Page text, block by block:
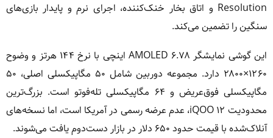
Resolution و اتاق بخار خنک‌کننده، اجرای نرم و پایدار بازی‌های
سنگین را تضمین می‌کند.
این گوشی نمایشگر AMOLED ۶.۷۸ اینچی با نرخ ۱۴۴ هرتز و وضوح
۱۲۶۰×۲۸۰۰ دارد. مجموعه دوربین شامل ۵۰ مگاپیکسلی اصلی، ۵۰
مگاپیکسلی فوق‌عریض و ۶۴ مگاپیکسلی تله‌فوتو است. بزرگ‌ترین
محدودیت iQOO ۱۲، عدم عرضه رسمی در آمریکا است، اما نسخه‌های
آنلاک‌شده با قیمت حدود ۶۵۰ دلار در بازار دست‌دوم یافت می‌شوند.